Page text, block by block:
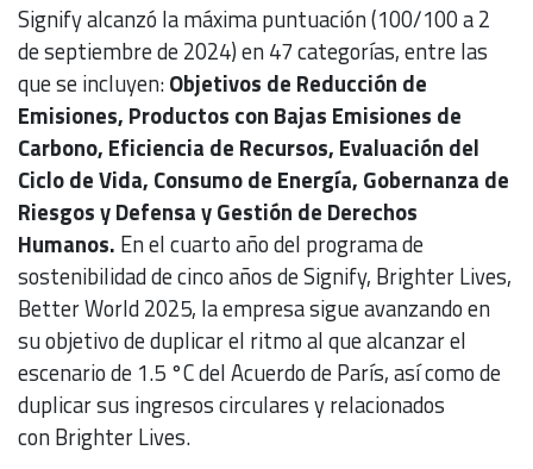
Signify alcanzó la máxima puntuación (100/100 a 2
de septiembre de 2024) en 47 categorías, entre las
que se incluyen:Objetivos de Reducción de
Emisiones, Productos con Bajas Emisiones de
Carbono, Eficiencia de Recursos, Evaluación del
Ciclo de Vida, Consumo de Energía, Gobernanza de
Riesgos y Defensa y Gestión de Derechos
Humanos. En el cuarto año del programa de
sostenibilidad de cinco años de Signify, Brighter Lives,
Better World 2025, la empresa sigue avanzando en
su objetivo de duplicar el ritmo al que alcanzar el
escenario de 1.5 °C del Acuerdo de París, así como de
duplicar sus ingresos circulares y relacionados
con Brighter Lives.